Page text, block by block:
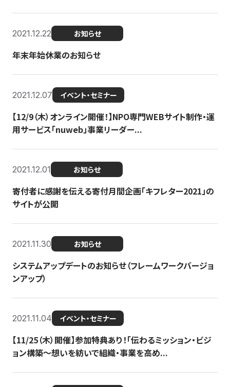
2021.12.22 お知らせ
年末年始休業のお知らせ
2021.12.07 イベント・セミナー
【12/9（木）オンライン開催！】NPO専門WEBサイト制作・運
用サービス「nuweb」事業リーダー...
2021.12.01 お知らせ
寄付者に感謝を伝える寄付月間企画「キフレター2021」の
サイトが公開
2021.11.30 お知らせ
システムアップデートのお知らせ（フレームワークバージョ
ンアップ）
2021.11.04 イベント・セミナー
【11/25（木）開催】参加特典あり！「伝わるミッション・ビジ
ョン構築〜想いを紡いで組織・事業を高め...